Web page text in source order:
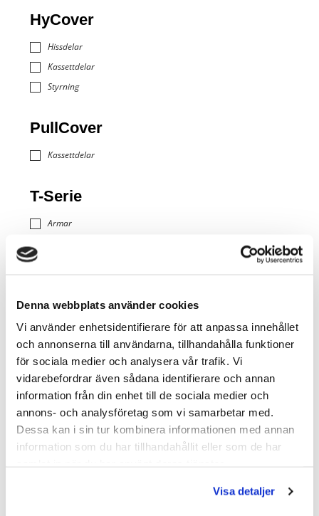
Denna webbplats använder cookies
Vi använder enhetsidentifierare för att anpassa innehållet
och annonserna till användarna, tillhandahålla funktioner
för sociala medier och analysera vår trafik. Vi
vidarebefordrar även sådana identifierare och annan
information från din enhet till de sociala medier och
annons- och analysföretag som vi samarbetar med.
Dessa kan i sin tur kombinera informationen med annan
information som du har tillhandahållit eller som de har
Visa detaljer
HyCover
Hissdelar
Kassettdelar
Styrning
PullCover
Kassettdelar
T-Serie
Armar